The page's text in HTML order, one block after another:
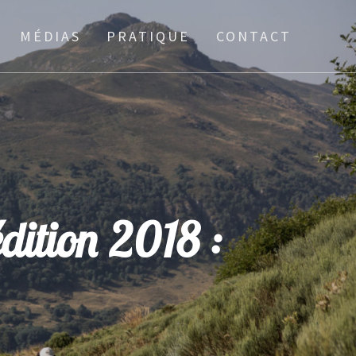
MÉDIAS PRATIQUE CONTACT
2018 :